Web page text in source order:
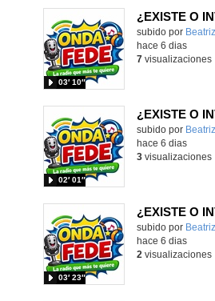
¿EXISTE O
Contenido
subido por
03′ 10″
hace 6 dias
7visualizaciones
¿EXISTE O
Contenido
subido por
02′ 01″
hace 6 dias
3visualizaciones
¿EXISTE O
Contenido
subido por
03′ 23″
hace 6 dias
2 visualizaciones